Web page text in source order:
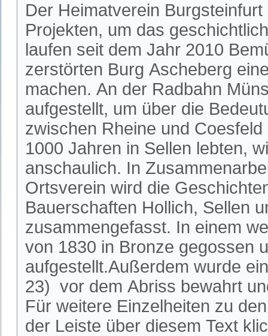
Der Heimatverein
Projekten, um das
laufen seit dem Jahr 2010
zerstörten Burg Ascheberg
machen. An der Radbahn
aufgestellt, um über die
zwischen Rheine und
1000 Jahren in Sellen lebten,
anschaulich. In
Ortsverein wird die
Bauerschaften Hollich, Sellen
zusammengefasst. In einem
von 1830 in Bronze gegossen
aufgestellt.Außerdem wurde
23) vor dem Abriss bewahrt
Für weitere Einzelheiten zu
der Leiste über diesem Text